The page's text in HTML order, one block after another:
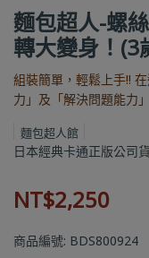
麵包超人-螺
轉大變身！(3
組裝簡單，輕鬆上手!!
力」及「解決問題能力
麵包超人館
日本經典卡通正版公司貨
NT$2,250
商品編號: BDS800924